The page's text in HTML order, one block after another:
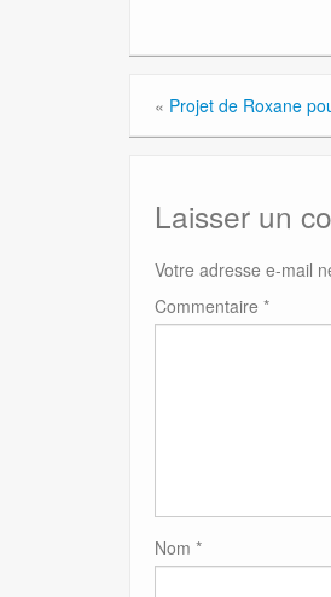
« Projet de Roxane
Laisser un
Votre adresse e-mail
Commentaire *
Nom *